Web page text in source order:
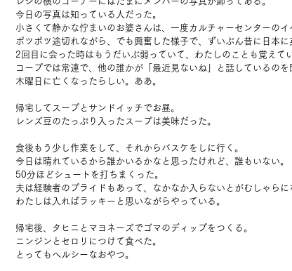
今日の写真は知っている人だった。
小さくて静かな佇まいのお婆さんは、一度カルチャーセンターの
ポツポツ途切れながら、でも興奮した様子で、ずいぶん昔に日本
2回目に会った時はもうだいぶ弱っていて、わたしのことも覚えて
コープでは常連で、他の誰かが「最近見ないね」と話しているのを
木曜日に亡くなったらしい。ああ。
帰宅してスープとサンドイッチでお昼。
レンズ豆のたっぷり入ったスープは美味だった。
食後もう少し作業をして、それからバスケをしに行く。
今日は晴れているから誰かいるかなと思ったけれど、誰もいない。
50分ほどシュートを打ちまくった。
夫は経験者のプライドもあって、なかなか入らないとがむしゃらに
わたしは入ればラッキーと思いながらやっている。
帰宅後、タヒニとマヨネーズでゴマのディップをつくる。
ニンジンとセロリにつけて食べた。
とってもヘルシーなおやつ。